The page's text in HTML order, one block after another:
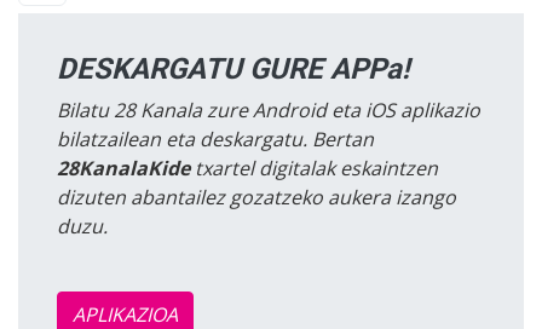
DESKARGATU GURE APPa!
Bilatu 28 Kanala zure Android eta iOS aplikazio
bilatzailean eta deskargatu. Bertan
28KanalaKidetxartel digitalak eskaintzen
dizuten abantailez gozatzeko aukera izango
duzu.
APLIKAZIOA